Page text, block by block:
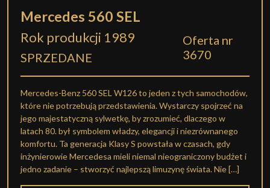
Mercedes 560 SEL
Rok produkcji 1989
SPRZEDANE
Oferta nr
3670
Mercedes-Benz 560 SEL W126 to jeden z tych samochodów,
które nie potrzebują przedstawienia. Wystarczy spojrzeć na
jego majestatyczną sylwetkę, by zrozumieć, dlaczego w
latach 80. był symbolem władzy, elegancji i niezrównanego
komfortu. Ta generacja Klasy S powstała w czasach, gdy
inżynierowie Mercedesa mieli niemal nieograniczony budżet i
jedno zadanie – stworzyć najlepszą limuzynę świata. Nie […]